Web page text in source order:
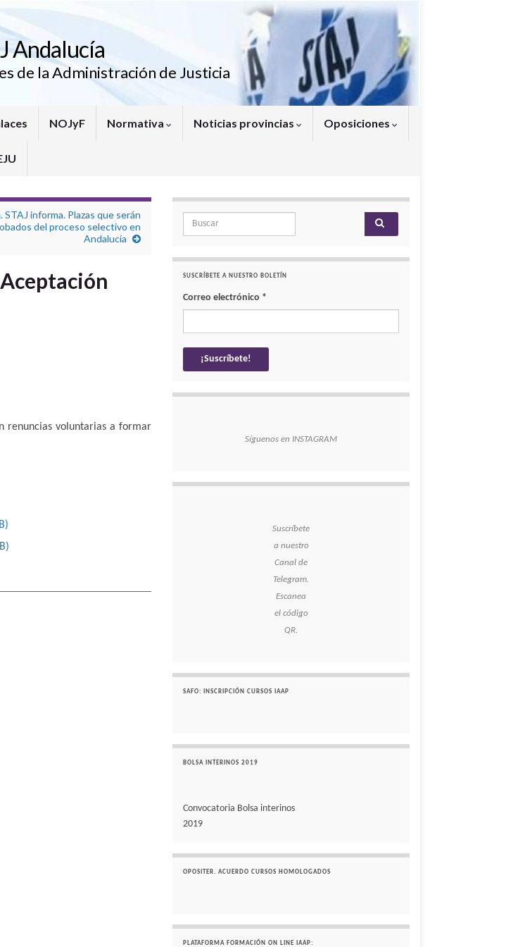
Andalucía
de la Administración de Justicia
NOJyF Normativa Noticias provincias Oposiciones
STAJ informa. Plazas que serán
del proceso selectivo en
Andalucía
renuncias voluntarias a formar
Search for:
SUSCRÍBETE A NUESTRO BOLETÍN
Correo electrónico *
Síguenos en INSTAGRAM
Suscríbete
a nuestro
Canal de
Telegram.
Escanea
el código
QR.
SAFO: INSCRIPCIÓN CURSOS IAAP
BOLSA INTERINOS 2019
Convocatoria Bolsa interinos
2019
OPOSITER. ACUERDO CURSOS HOMOLOGADOS
PLATAFORMA FORMACIÓN ON LINE IAAP: